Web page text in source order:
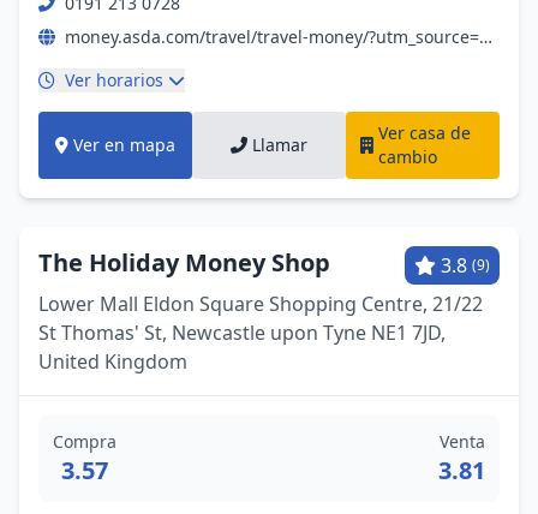
money.asda.com/travel/travel-money/?utm_source=yext&utm_medium=referral&utm_campaign=money_travel_money&utm_content=yext
Ver horarios
Ver en mapa Llamar
Ver casa de
cambio
The Holiday Money Shop 3.8 (9)
Lower Mall Eldon Square Shopping Centre, 21/22
St Thomas' St, Newcastle upon Tyne NE1 7JD,
United Kingdom
Compra
3.57
Venta
3.81